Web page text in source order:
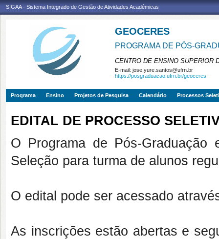
SIGAA - Sistema Integrado de Gestão de Atividades Acadêmicas
GEOCERES
PROGRAMA DE PÓS-
CENTRO DE ENSINO SUPERIOR
E-mail: jose.yure.santos@ufrn.br
https://posgraduacao.ufrn.br/geoceres
Programa Ensino Projetos de Pesquisa Calendário Processos
EDITAL DE PROCESSO
O Programa de Pós-
Seleção para turma de alunos
O edital pode ser acessado
As inscrições estão abertas e